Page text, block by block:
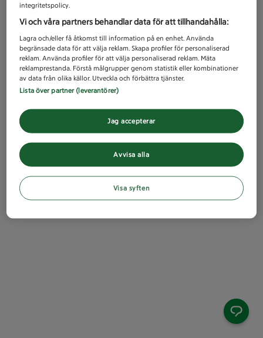
integritetspolicy.
Vi och våra partners behandlar data för att tillhandahålla:
Lagra och/eller få åtkomst till information på en enhet. Använda
begränsade data för att välja reklam. Skapa profiler för personaliserad
reklam. Använda profiler för att välja personaliserad reklam. Mäta
reklamprestanda. Förstå målgrupper genom statistik eller kombinationer
av data från olika källor. Utveckla och förbättra tjänster.
Lista över partner (leverantörer)
Avvisa alla
Jag accepterar
Visa syften